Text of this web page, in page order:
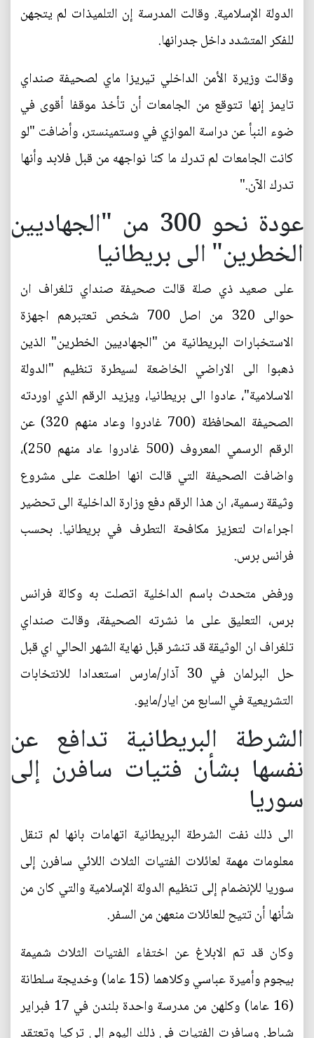
الدولة الإسلامية. وقالت المدرسة إن التلميذات لم يتجهن
للفكر المتشدد داخل جدرانها.
وقالت وزيرة الأمن الداخلي تيريزا ماي لصحيفة صنداي
تايمز إنها تتوقع من الجامعات أن تأخذ موقفا أقوى في
ضوء النبأ عن دراسة الموازي في وستمينستر، وأضافت "لو
كانت الجامعات لم تدرك ما كنا نواجهه من قبل فلابد وأنها
تدرك الآن."
عودة نحو 300 من "الجهاديين
الخطرين" الى بريطانيا
على صعيد ذي صلة قالت صحيفة صنداي تلغراف ان
حوالى 320 من اصل 700 شخص تعتبرهم اجهزة
الاستخبارات البريطانية من "الجهاديين الخطرين" الذين
ذهبوا الى الاراضي الخاضعة لسيطرة تنظيم "الدولة
الاسلامية"، عادوا الى بريطانيا، ويزيد الرقم الذي اوردته
الصحيفة المحافظة (700 غادروا وعاد منهم 320) عن
الرقم الرسمي المعروف (500 غادروا عاد منهم 250)،
واضافت الصحيفة التي قالت انها اطلعت على مشروع
وثيقة رسمية، ان هذا الرقم دفع وزارة الداخلية الى تحضير
اجراءات لتعزيز مكافحة التطرف في بريطانيا. بحسب
فرانس برس.
ورفض متحدث باسم الداخلية اتصلت به وكالة فرانس
برس، التعليق على ما نشرته الصحيفة، وقالت صنداي
تلغراف ان الوثيقة قد تنشر قبل نهاية الشهر الحالي اي قبل
حل البرلمان في 30 آذار/مارس استعدادا للانتخابات
التشريعية في السابع من ايار/مايو.
الشرطة البريطانية تدافع عن
نفسها بشأن فتيات سافرن إلى
سوريا
الى ذلك نفت الشرطة البريطانية اتهامات بانها لم تنقل
معلومات مهمة لعائلات الفتيات الثلاث اللائي سافرن إلى
سوريا للإنضمام إلى تنظيم الدولة الإسلامية والتي كان من
شأنها أن تتيح للعائلات منعهن من السفر.
وكان قد تم الابلاغ عن اختفاء الفتيات الثلاث شميمة
بيجوم وأميرة عباسي وكلاهما (15 عاما) وخديجة سلطانة
(16 عاما) وكلهن من مدرسة واحدة بلندن في 17 فبراير